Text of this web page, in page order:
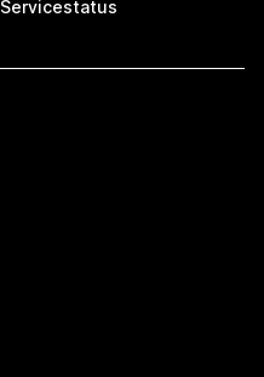
Servicestatus